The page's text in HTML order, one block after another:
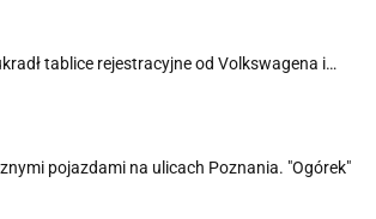
tablice rejestracyjne od Volkswagena i…
pojazdami na ulicach Poznania. "Ogórek"